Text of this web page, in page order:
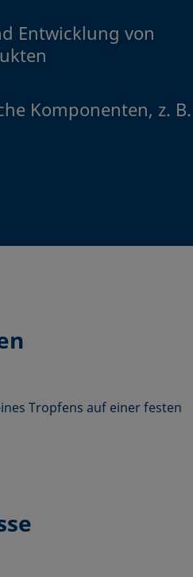
Entwicklung von
Komponenten, z. B.
Tropfens auf einer festen